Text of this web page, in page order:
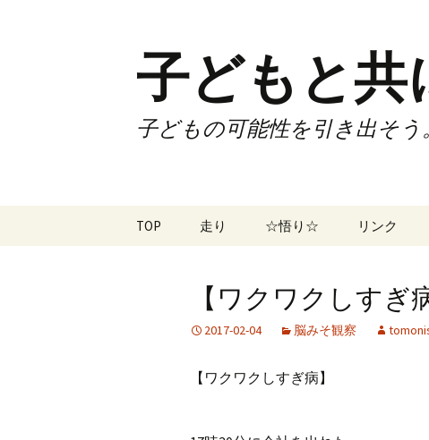
子どもと
子どもの可能性を引き出そう
TOP 走り
試合
☆悟り☆ リンク
【ワクワクしす
2017-02-04 脳みそ観察
【ワクワクしすぎ病】